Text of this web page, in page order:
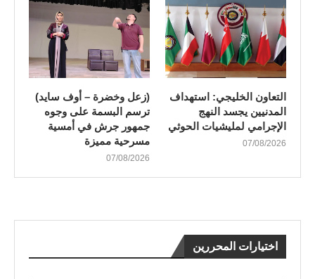
التعاون الخليجي: استهداف
المدنيين يجسد النهج
الإجرامي لمليشيات الحوثي
07/08/2026
(زعل وخضرة – أوف سايد)
ترسم البسمة على وجوه
جمهور جرش في أمسية
مسرحية مميزة
07/08/2026
اختيارات المحررين